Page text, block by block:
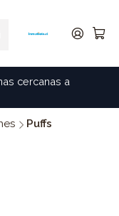
cercanas a
Puffs